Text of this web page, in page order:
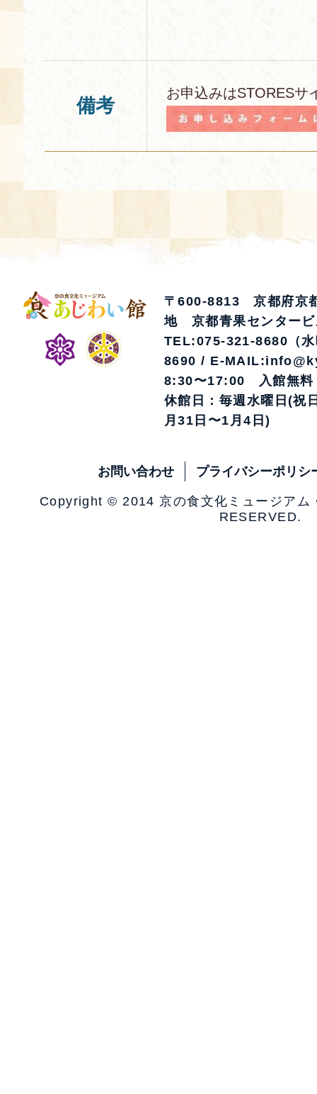
備考
お申込みはSTORESサ
〒600-8813 京都府京
地 京都青果センタービ
TEL:075-321-8680（
8690 / E-
8:30〜17:00 入館無料
休館日：毎週水曜日(祝
月31日〜1月4日)
お問い合わせ プライバシーポリシ
Copyright © 2014 京の食文化ミュージア
RESERVED.